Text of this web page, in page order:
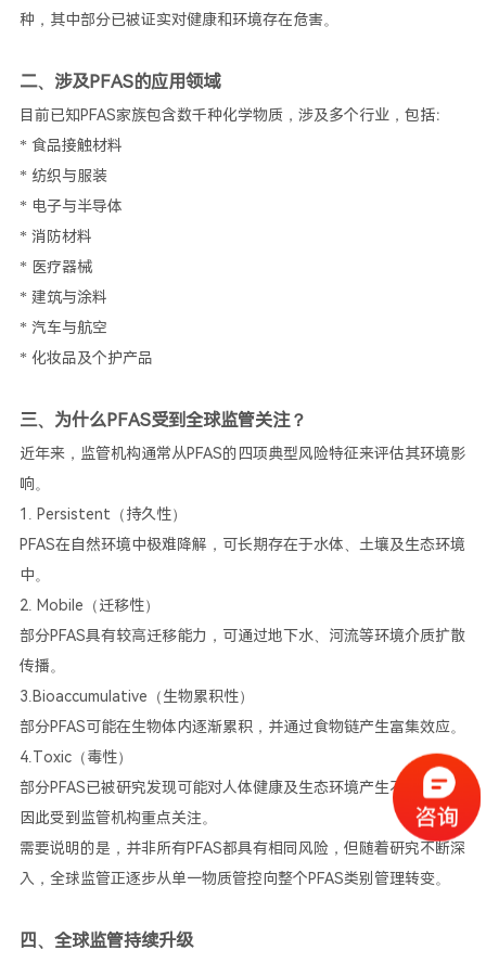
种，其中部分已被证实对健康和环境存在危害。
二、涉及PFAS的应用领域
目前已知PFAS家族包含数千种化学物质，涉及多个行业，包括：
* 食品接触材料
* 纺织与服装
* 电子与半导体
* 消防材料
* 医疗器械
* 建筑与涂料
* 汽车与航空
* 化妆品及个护产品
三、为什么PFAS受到全球监管关注？
近年来，监管机构通常从PFAS的四项典型风险特征来评估其环境影
响。
1. Persistent（持久性）
PFAS在自然环境中极难降解，可长期存在于水体、土壤及生态环境
中。
2. Mobile（迁移性）
部分PFAS具有较高迁移能力，可通过地下水、河流等环境介质扩散
传播。
3.Bioaccumulative（生物累积性）
部分PFAS可能在生物体内逐渐累积，并通过食物链产生富集效应。
4.Toxic（毒性）
部分PFAS已被研究发现可能对人体健康及生态环境产生不利影响，
因此受到监管机构重点关注。
需要说明的是，并非所有PFAS都具有相同风险，但随着研究不断深
入，全球监管正逐步从单一物质管控向整个PFAS类别管理转变。
四、全球监管持续升级